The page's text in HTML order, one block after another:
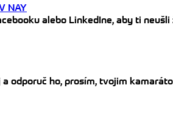
NAY
alebo LinkedIne, aby ti
odporuč ho, prosím, tvojim